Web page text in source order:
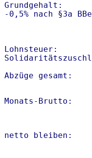
Grundgehalt:
-0,5% nach §3a
Lohnsteuer:
Abzüge gesamt:
Monats-
netto